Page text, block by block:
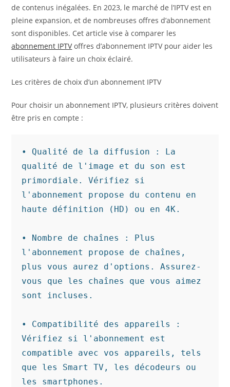
de contenus inégalées. En 2023, le marché de l’IPTV est en
pleine expansion, et de nombreuses offres d’abonnement
sont disponibles. Cet article vise à comparer les
abonnement IPTVoffres d’abonnement IPTV pour aider les
utilisateurs à faire un choix éclairé.
Les critères de choix d’un abonnement IPTV
Pour choisir un abonnement IPTV, plusieurs critères doivent
être pris en compte :
• Qualité de la diffusion : La
qualité de l'image et du son est
primordiale. Vérifiez si
l'abonnement propose du contenu en
haute définition (HD) ou en 4K.
• Nombre de chaînes : Plus
l'abonnement propose de chaînes,
plus vous aurez d'options. Assurez-
vous que les chaînes que vous aimez
sont incluses.
• Compatibilité des appareils :
Vérifiez si l'abonnement est
compatible avec vos appareils, tels
que les Smart TV, les décodeurs ou
les smartphones.